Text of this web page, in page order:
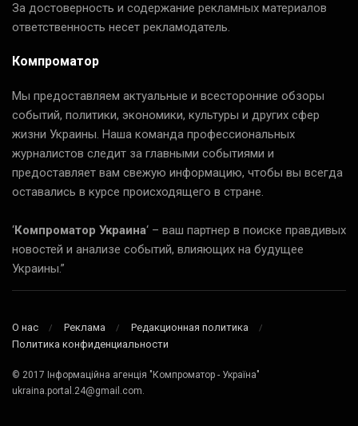
За достоверность и содержание рекламных материалов
ответственность несет рекламодатель.
Компроматор
Мы предоставляем актуальные и всесторонние обзоры
событий, политики, экономики, культуры и других сфер
жизни Украины. Наша команда профессиональных
журналистов следит за главными событиями и
предоставляет вам свежую информацию, чтобы вы всегда
оставались в курсе происходящего в стране.
‘Компроматор Украина‘ – ваш партнер в поиске правдивых
новостей и анализе событий, влияющих на будущее
Украины.”
О нас Реклама
Редакционная политика
Политика конфиденциальности
© 2017 Інформаційна агенція "Компроматор - Україна"
ukraina.portal.24@gmail.com.